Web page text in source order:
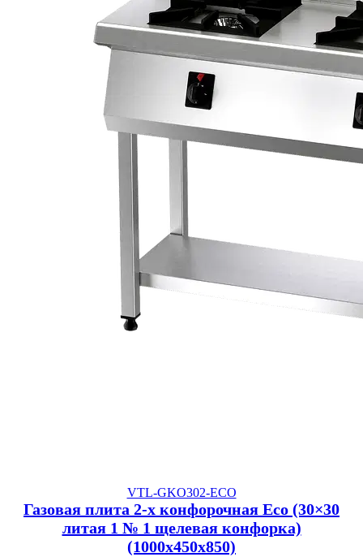
VTL-GKO302-ECO
Газовая плита 2-х конфорочная Eco (30×30
литая 1 № 1 щелевая конфорка)
(1000x450x850)